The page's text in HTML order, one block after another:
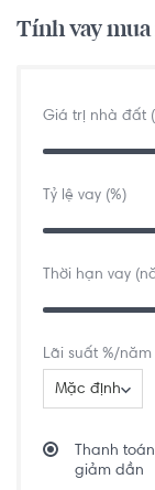
Tính vay mua
Giá trị nhà đất
Tỷ lệ vay (%)
Thời hạn vay
Lãi suất %/năm
Mặc định
Thanh
giảm dần